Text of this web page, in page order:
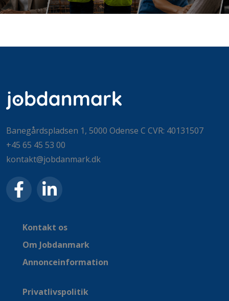
Banegårdspladsen 1, 5000 Odense C CVR: 40131507
+45 65 45 53 00
kontakt@jobdanmark.dk
Kontakt os
Om Jobdanmark
Annonceinformation
Privatlivspolitik